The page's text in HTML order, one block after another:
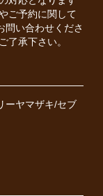
ご予約に関して
問い合わせくださ
了承下さい。
ーヤマザキ/セブ